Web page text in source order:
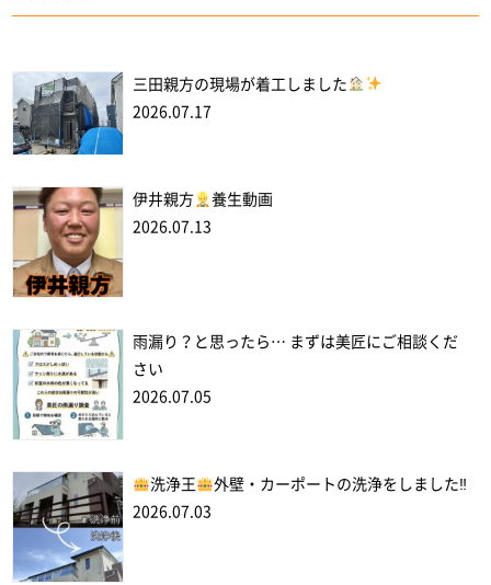
三田親方の現場が着工しました
2026.07.17
伊井親方
養生動画
2026.07.13
雨漏り？と思ったら… まずは美匠にご相談くだ
さい
2026.07.05
洗浄王
外壁・カーポートの洗浄をしました‼
2026.07.03